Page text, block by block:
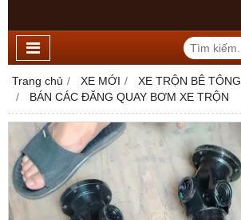
Trang chủ XE MỚI
XE TRỘN BÊ TÔNG
BÁN CÁC ĐĂNG QUAY BƠM XE TRỘN